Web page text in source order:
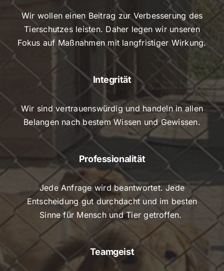
Wir wollen einen Beitrag zur Verbesserung des
Tierschutzes leisten. Daher legen wir unseren
Fokus auf Maßnahmen mit langfristiger Wirkung.
Integrität
Wir sind vertrauenswürdig und handeln in allen
Belangen nach bestem Wissen und Gewissen.
Professionalität
Jede Anfrage wird beantwortet. Jede
Entscheidung gut durchdacht und im besten
Sinne für Mensch und Tier getroffen.
Teamgeist